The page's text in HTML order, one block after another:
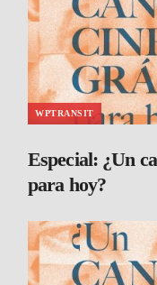
WPTRANSIT
Especial: ¿Un
para hoy?